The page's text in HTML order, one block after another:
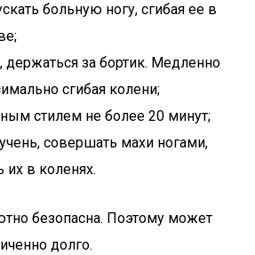
больную ногу, сгибая ее в
держаться за бортик. Медленно
сгибая колени;
стилем не более 20 минут;
совершать махи ногами,
их в коленях.
безопасна. Поэтому может
долго.